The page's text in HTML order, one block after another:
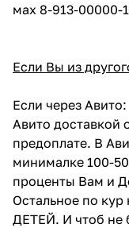
мах 8-913-00000-
Если Вы из
Если через Авито:
Авито доставкой
предоплате. В
минималке 100-
проценты Вам и
Остальное по
ДЕТЕЙ. И чтоб не